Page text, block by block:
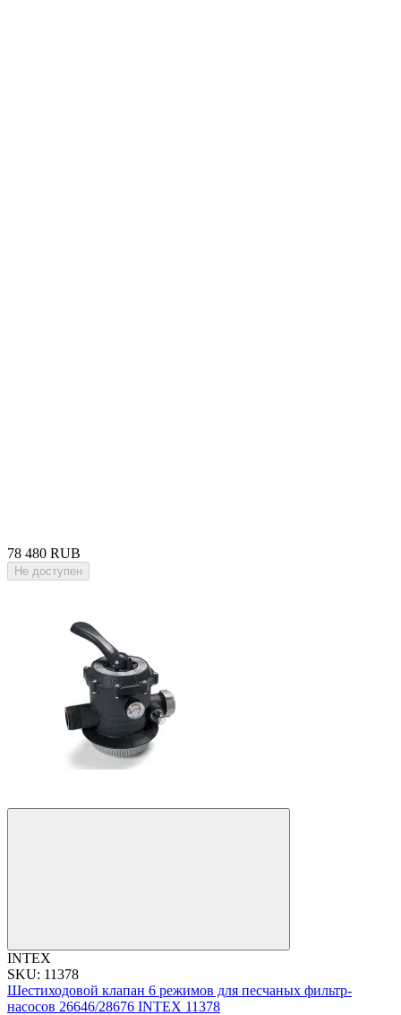
78 480 RUB
Не доступен
INTEX
SKU: 11378
Шестиходовой клапан 6 режимов для песчаных фильтр-
насосов 26646/28676 INTEX 11378